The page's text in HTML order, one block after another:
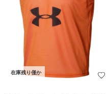
在庫残り僅か